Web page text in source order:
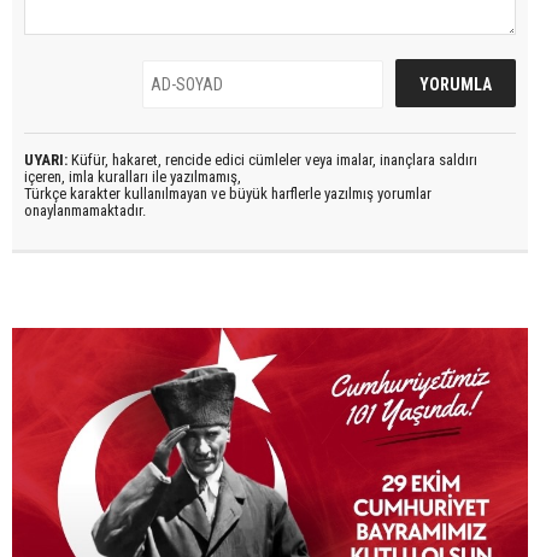
UYARI: Küfür, hakaret, rencide edici cümleler veya imalar, inançlara saldırı
içeren, imla kuralları ile yazılmamış,
Türkçe karakter kullanılmayan ve büyük harflerle yazılmış yorumlar
onaylanmamaktadır.